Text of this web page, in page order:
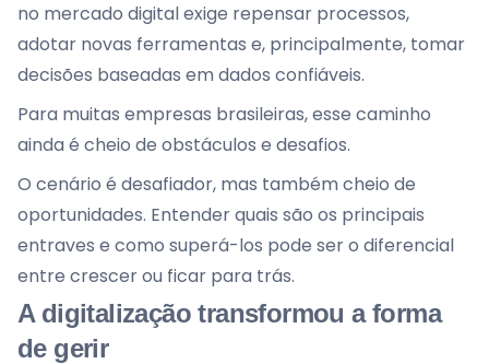
no mercado digital exige repensar processos,
adotar novas ferramentas e, principalmente, tomar
decisões baseadas em dados confiáveis.
Para muitas empresas brasileiras, esse caminho
ainda é cheio de obstáculos e desafios.
O cenário é desafiador, mas também cheio de
oportunidades. Entender quais são os principais
entraves e como superá-los pode ser o diferencial
entre crescer ou ficar para trás.
A digitalização transformou a forma
de gerir